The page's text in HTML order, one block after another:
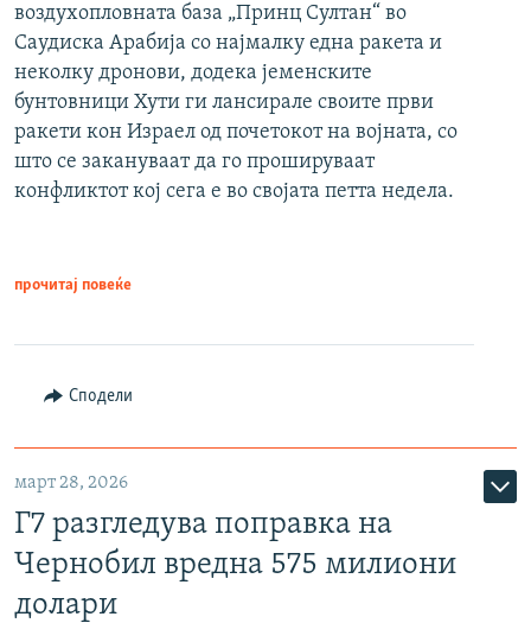
воздухопловната база „Принц Султан“ во
Саудиска Арабија со најмалку една ракета и
неколку дронови, додека јеменските
бунтовници Хути ги лансирале своите први
ракети кон Израел од почетокот на војната, со
што се закануваат да го прошируваат
конфликтот кој сега е во својата петта недела.
прочитај повеќе
Сподели
март 28, 2026
Г7 разгледува поправка на
Чернобил вредна 575 милиони
долари